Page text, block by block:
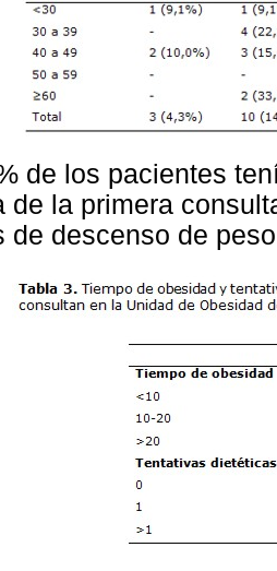
de los pacientes
de la primera
de descenso de